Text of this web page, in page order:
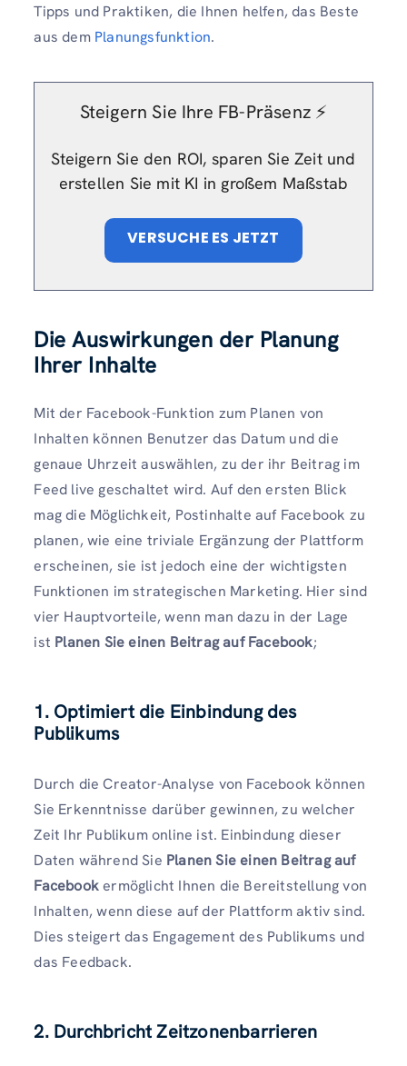
Tipps und Praktiken, die Ihnen helfen, das Beste
aus dem Planungsfunktion.
Steigern Sie Ihre FB-Präsenz ⚡️
Steigern Sie den ROI, sparen Sie Zeit und
erstellen Sie mit KI in großem Maßstab
VERSUCHE ES JETZT
Die Auswirkungen der Planung
Ihrer Inhalte
Mit der Facebook-Funktion zum Planen von
Inhalten können Benutzer das Datum und die
genaue Uhrzeit auswählen, zu der ihr Beitrag im
Feed live geschaltet wird. Auf den ersten Blick
mag die Möglichkeit, Postinhalte auf Facebook zu
planen, wie eine triviale Ergänzung der Plattform
erscheinen, sie ist jedoch eine der wichtigsten
Funktionen im strategischen Marketing. Hier sind
vier Hauptvorteile, wenn man dazu in der Lage
ist Planen Sie einen Beitrag auf Facebook;
1. Optimiert die Einbindung des
Publikums
Durch die Creator-Analyse von Facebook können
Sie Erkenntnisse darüber gewinnen, zu welcher
Zeit Ihr Publikum online ist. Einbindung dieser
Daten während Sie Planen Sie einen Beitrag auf
Facebookermöglicht Ihnen die Bereitstellung von
Inhalten, wenn diese auf der Plattform aktiv sind.
Dies steigert das Engagement des Publikums und
das Feedback.
2. Durchbricht Zeitzonenbarrieren